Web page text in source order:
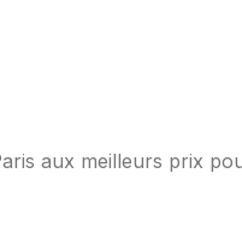
aux meilleurs prix